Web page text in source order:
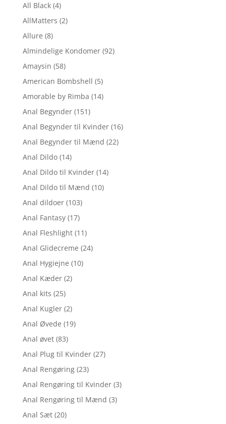
All Black (4)
AllMatters (2)
Allure (8)
Almindelige Kondomer (92)
Amaysin (58)
American Bombshell (5)
Amorable by Rimba (14)
Anal Begynder (151)
Anal Begynder til Kvinder (16)
Anal Begynder til Mænd (22)
Anal Dildo (14)
Anal Dildo til Kvinder (14)
Anal Dildo til Mænd (10)
Anal dildoer (103)
Anal Fantasy (17)
Anal Fleshlight (11)
Anal Glidecreme (24)
Anal Hygiejne (10)
Anal Kæder (2)
Anal kits (25)
Anal Kugler (2)
Anal Øvede (19)
Anal øvet (83)
Anal Plug til Kvinder (27)
Anal Rengøring (23)
Anal Rengøring til Kvinder (3)
Anal Rengøring til Mænd (3)
Anal Sæt (20)